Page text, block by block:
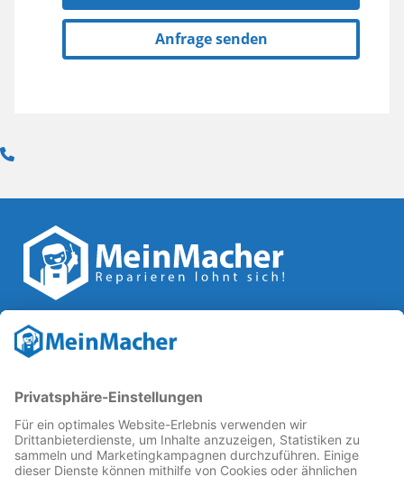
Anfrage senden
Reparatur Revolution
Reparatur↗ für eineReparatur Revolution
Reparaturbedingungen: Für Produkte, die sich gut
reparieren lassen, für günstigere Ersatzteile und den
Erhalt der reparierenden Betriebe und des Reparatur-